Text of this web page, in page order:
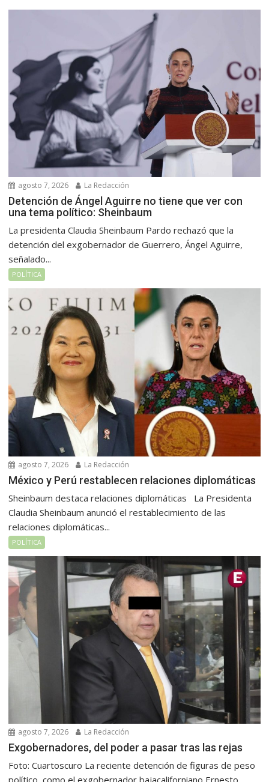
agosto 7, 2026 La Redacción
Detención de Ángel Aguirre no tiene que ver con
una tema político: Sheinbaum
La presidenta Claudia Sheinbaum Pardo rechazó que la
detención del exgobernador de Guerrero, Ángel Aguirre,
señalado...
POLÍTICA
agosto 7, 2026 La Redacción
México y Perú restablecen relaciones diplomáticas
Sheinbaum destaca relaciones diplomáticas La Presidenta
Claudia Sheinbaum anunció el restablecimiento de las
relaciones diplomáticas...
POLÍTICA
agosto 7, 2026 La Redacción
Exgobernadores, del poder a pasar tras las rejas
Foto: Cuartoscuro La reciente detención de figuras de peso